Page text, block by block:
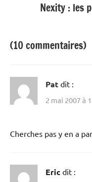
Nexity : les
(10 commentaires)
Pat dit :
2 mai 2007 à
Cherches pas y en a
Eric dit :